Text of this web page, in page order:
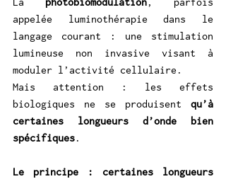
appelée luminothérapie dans le
langage courant : une stimulation
lumineuse non invasive visant à
moduler l’activité cellulaire.
Mais attention : les effets
biologiques ne se produisent qu’à
certaines longueurs d’onde bien
spécifiques.
Le principe : certaines longueurs